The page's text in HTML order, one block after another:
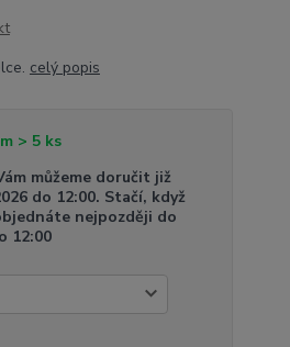
celý popis
> 5 ks
můžeme doručit již
do 12:00. Stačí, když
nejpozději do
12:00